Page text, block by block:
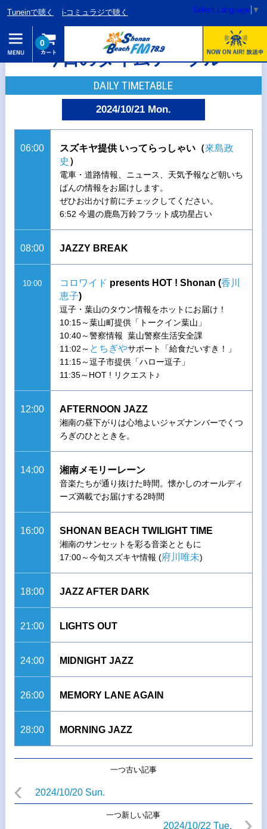
Tuneinで聴く i-コミュラジで聴く Select Language ▼
0
今日のタイムテーブル
DAILY TIMETABLE
2024/10/21 Mon.
06:00 スズキヤ提供 いってらっしゃい（來島政
史 ）
電車・道路情報、ニュース、天気予報など朝いち
ばんの情報をお届けします。
ぜひお出かけ前にチェックしてください。
6:52 今週の鹿島万鈴フラット成功星占い
08:00 JAZZY BREAK
10:00 コロワイド presents HOT ! Shonan (香川
恵子)
逗子・葉山のタウン情報をホットにお届け！
10:15～葉山町提供「トークイン葉山」
10:40～警察情報 葉山警察生活安全課
11:02～ とちぎやサポート「給食だいすき！」
11:15～逗子市提供「ハロー逗子」
11:35～HOT ! リクエスト♪
12:00 AFTERNOON JAZZ
湘南の昼下がりは心地よいジャズナンバーでくつ
ろぎのひとときを。
14:00 湘南メモリーレーン
音楽たちが通り抜けた時間。懐かしのオールディ
ーズ満載でお届けする2時間
16:00 SHONAN BEACH TWILIGHT TIME
湘南のサンセットを彩る音楽とともに
17:00～今旬スズキヤ情報 (府川唯未)
18:00 JAZZ AFTER DARK
21:00 LIGHTS OUT
24:00 MIDNIGHT JAZZ
26:00 MEMORY LANE AGAIN
28:00 MORNING JAZZ
一つ古い記事
2024/10/20 Sun.
一つ新しい記事
2024/10/22 Tue.